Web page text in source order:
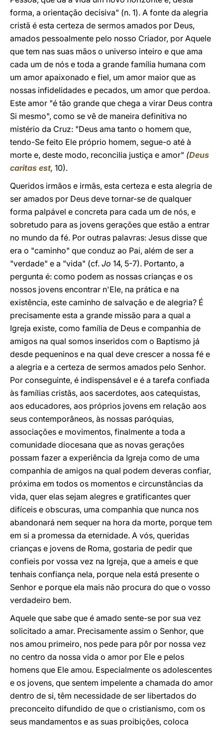
forma, a orientação decisiva" (n. 1). A fonte da alegria
cristã é esta certeza de sermos amados por Deus,
amados pessoalmente pelo nosso Criador, por Aquele
que tem nas suas mãos o universo inteiro e que ama
cada um de nós e toda a grande família humana com
um amor apaixonado e fiel, um amor maior que as
nossas infidelidades e pecados, um amor que perdoa.
Este amor "é tão grande que chega a virar Deus contra
Si mesmo", como se vê de maneira definitiva no
mistério da Cruz: "Deus ama tanto o homem que,
tendo-Se feito Ele próprio homem, segue-o até à
morte e, deste modo, reconcilia justiça e amor" (Deus
caritas est, 10).
Queridos irmãos e irmãs, esta certeza e esta alegria de
ser amados por Deus deve tornar-se de qualquer
forma palpável e concreta para cada um de nós, e
sobretudo para as jovens gerações que estão a entrar
no mundo da fé. Por outras palavras: Jesus disse que
era o "caminho" que conduz ao Pai, além de ser a
"verdade" e a "vida" (cf. Jo 14, 5-7). Portanto, a
pergunta é: como podem as nossas crianças e os
nossos jovens encontrar n'Ele, na prática e na
existência, este caminho de salvação e de alegria? É
precisamente esta a grande missão para a qual a
Igreja existe, como família de Deus e companhia de
amigos na qual somos inseridos com o Baptismo já
desde pequeninos e na qual deve crescer a nossa fé e
a alegria e a certeza de sermos amados pelo Senhor.
Por conseguinte, é indispensável e é a tarefa confiada
às famílias cristãs, aos sacerdotes, aos catequistas,
aos educadores, aos próprios jovens em relação aos
seus contemporâneos, às nossas paróquias,
associações e movimentos, finalmente a toda a
comunidade diocesana que as novas gerações
possam fazer a experiência da Igreja como de uma
companhia de amigos na qual podem deveras confiar,
próxima em todos os momentos e circunstâncias da
vida, quer elas sejam alegres e gratificantes quer
difíceis e obscuras, uma companhia que nunca nos
abandonará nem sequer na hora da morte, porque tem
em si a promessa da eternidade. A vós, queridas
crianças e jovens de Roma, gostaria de pedir que
confieis por vossa vez na Igreja, que a ameis e que
tenhais confiança nela, porque nela está presente o
Senhor e porque ela mais não procura do que o vosso
verdadeiro bem.
Aquele que sabe que é amado sente-se por sua vez
solicitado a amar. Precisamente assim o Senhor, que
nos amou primeiro, nos pede para pôr por nossa vez
no centro da nossa vida o amor por Ele e pelos
homens que Ele amou. Especialmente os adolescentes
e os jovens, que sentem impelente a chamada do amor
dentro de si, têm necessidade de ser libertados do
preconceito difundido de que o cristianismo, com os
seus mandamentos e as suas proibições, coloca